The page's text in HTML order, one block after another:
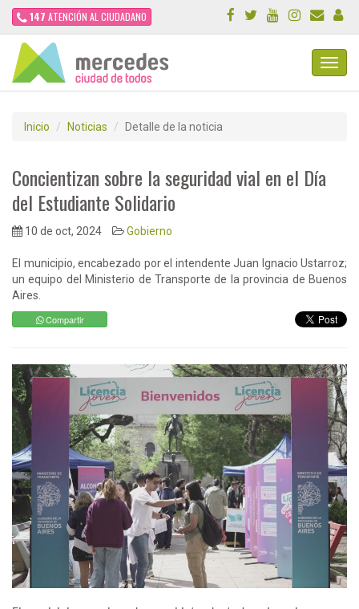
147 ATENCIÓN AL CIUDADANO
Inicio Noticias Detalle de la noticia
Concientizan sobre la seguridad vial en el Día
del Estudiante Solidario
10 de oct, 2024 Gobierno
El municipio, encabezado por el intendente Juan Ignacio Ustarroz;
un equipo del Ministerio de Transporte de la provincia de Buenos
Aires.
Compartir